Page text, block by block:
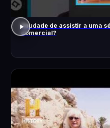
Saudade de assistir a uma
comercial?